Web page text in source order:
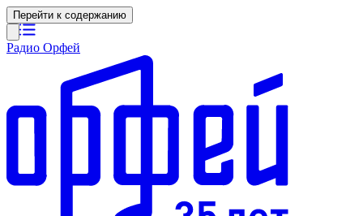
Перейти к содержанию
Радио Орфей